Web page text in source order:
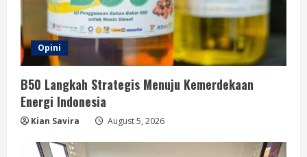
Opini
B50 Langkah Strategis Menuju Kemerdekaan
Energi Indonesia
Kian Savira August 5, 2026